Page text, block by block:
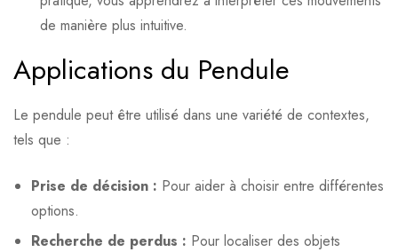
de manière plus intuitive.
Applications du Pendule
Le pendule peut être utilisé dans une variété de contextes,
tels que :
Prise de décision : Pour aider à choisir entre différentes
options.
Recherche de perdus : Pour localiser des objets